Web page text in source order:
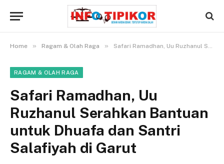
Home » Ragam & Olah Raga » Safari Ramadhan, Uu Ruzhanul Serahkan Bantuan untuk Dhuafa dan Santri Salafiyah di Garut
RAGAM & OLAH RAGA
Safari Ramadhan, Uu
Ruzhanul Serahkan Bantuan
untuk Dhuafa dan Santri
Salafiyah di Garut